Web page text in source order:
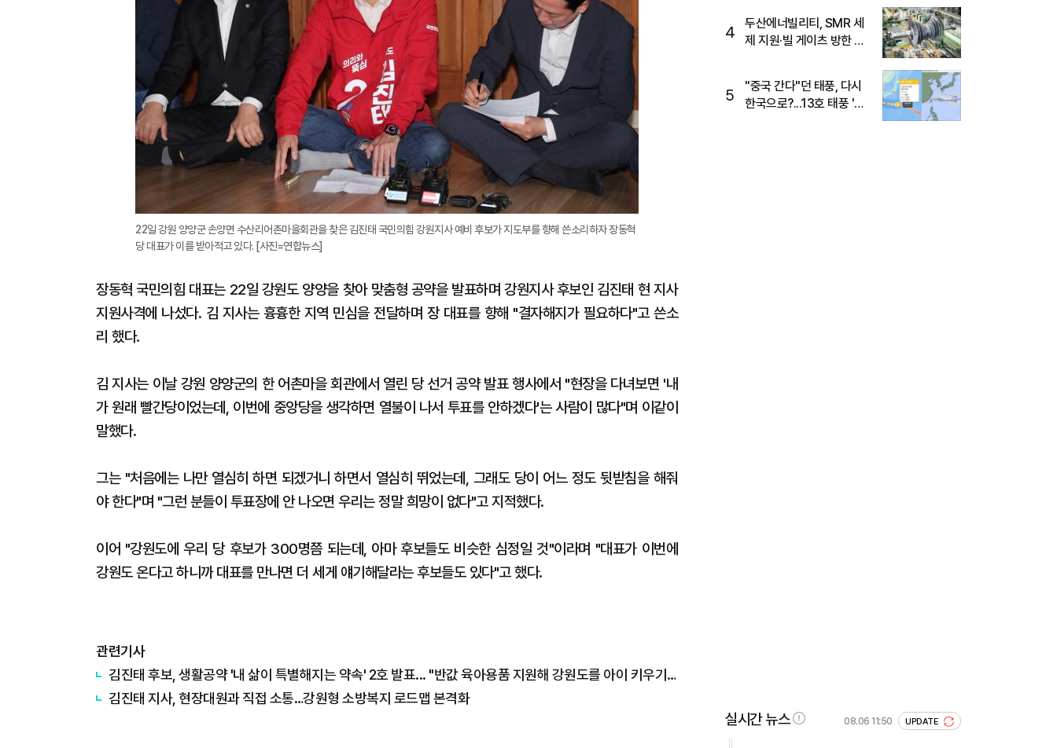
22일 강원 양양군 손양면 수산리어촌마을회관을 찾은 김진태 국민의힘 강원지사 예비 후보가 지도부를 향해 쓴소리하자 장동혁
당 대표가 이를 받아적고 있다. [사진=연합뉴스]
장동혁 국민의힘 대표는 22일 강원도 양양을 찾아 맞춤형 공약을 발표하며 강원지사 후보인 김진태 현 지사
지원사격에 나섰다. 김 지사는 흉흉한 지역 민심을 전달하며 장 대표를 향해 "결자해지가 필요하다"고 쓴소
리 했다.
김 지사는 이날 강원 양양군의 한 어촌마을 회관에서 열린 당 선거 공약 발표 행사에서 "현장을 다녀보면 '내
가 원래 빨간당이었는데, 이번에 중앙당을 생각하면 열불이 나서 투표를 안하겠다'는 사람이 많다"며 이같이
말했다.
그는 "처음에는 나만 열심히 하면 되겠거니 하면서 열심히 뛰었는데, 그래도 당이 어느 정도 뒷받침을 해줘
야 한다"며 "그런 분들이 투표장에 안 나오면 우리는 정말 희망이 없다"고 지적했다.
이어 "강원도에 우리 당 후보가 300명쯤 되는데, 아마 후보들도 비슷한 심정일 것"이라며 "대표가 이번에
강원도 온다고 하니까 대표를 만나면 더 세게 얘기해달라는 후보들도 있다"고 했다.
관련기사
김진태 후보, 생활공약 '내 삶이 특별해지는 약속' 2호 발표... "반값 육아용품 지원해 강원도를 아이 키우기 가장 좋은 곳으로 만들 것"
김진태 지사, 현장대원과 직접 소통…강원형 소방복지 로드맵 본격화
4
두산에너빌리티, SMR 세
제 지원·빌 게이츠 방한 기
5
"중국 간다"던 태풍, 다시
한국으로?...13호 태풍 '돌
실시간 뉴스 08.06 11:50 UPDATE